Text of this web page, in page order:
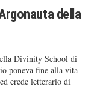
della
Divinity School di
poneva fine alla vita
erede letterario di